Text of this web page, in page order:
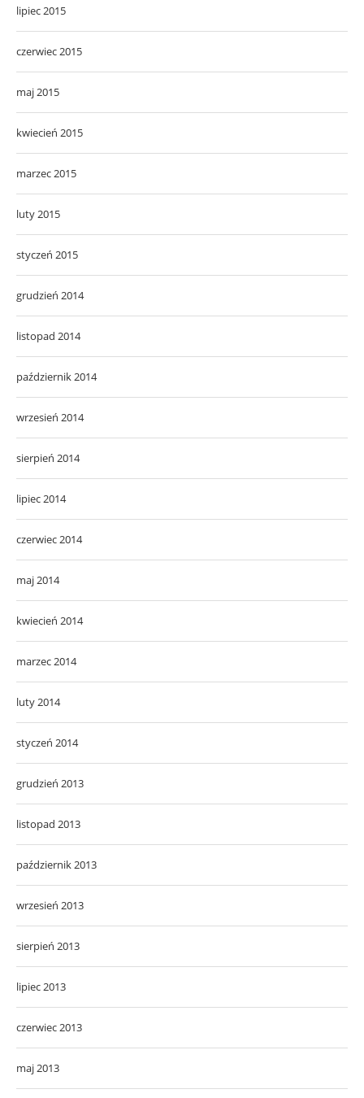
lipiec 2015
czerwiec 2015
maj 2015
kwiecień 2015
marzec 2015
luty 2015
styczeń 2015
grudzień 2014
listopad 2014
październik 2014
wrzesień 2014
sierpień 2014
lipiec 2014
czerwiec 2014
maj 2014
kwiecień 2014
marzec 2014
luty 2014
styczeń 2014
grudzień 2013
listopad 2013
październik 2013
wrzesień 2013
sierpień 2013
lipiec 2013
czerwiec 2013
maj 2013